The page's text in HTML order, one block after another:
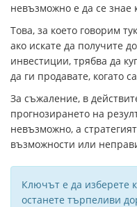
невъзможно е да се
Това, за което говорим
ако искате да получите
инвестиции, трябва да
да ги продавате, когато
За съжаление, в
прогнозирането на
невъзможно, а
възможности или
Ключът е да изберете
останете търпеливи